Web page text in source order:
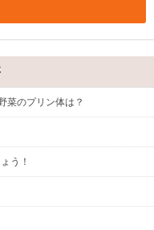
菜のプリン体は？
う！